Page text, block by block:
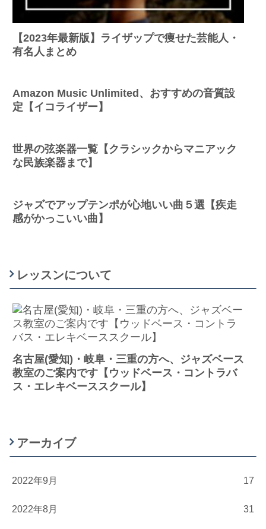
【2023年最新版】ライザップで痩せた芸能人・
有名人まとめ
Amazon Music Unlimited、おすすめの音質設
定【イコライザー】
世界の弦楽器一覧【クラシックからマニアック
な民族楽器まで】
ジャズでアップテンポが心地いい曲５選【疾走
感がかっこいい曲】
レッスンについて
名古屋(愛知)・岐阜・三重の方へ、ジャズベース
教室のご案内です【ウッドベース・コントラバ
ス・エレキベーススクール】
アーカイブ
2022年9月 17
2022年8月 31